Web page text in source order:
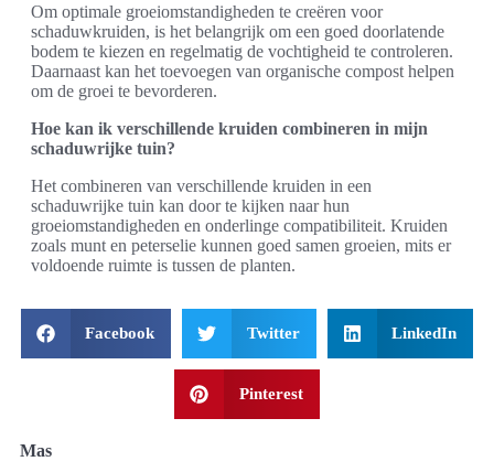
Om optimale groeiomstandigheden te creëren voor
schaduwkruiden, is het belangrijk om een goed doorlatende
bodem te kiezen en regelmatig de vochtigheid te controleren.
Daarnaast kan het toevoegen van organische compost helpen
om de groei te bevorderen.
Hoe kan ik verschillende kruiden combineren in mijn
schaduwrijke tuin?
Het combineren van verschillende kruiden in een
schaduwrijke tuin kan door te kijken naar hun
groeiomstandigheden en onderlinge compatibiliteit. Kruiden
zoals munt en peterselie kunnen goed samen groeien, mits er
voldoende ruimte is tussen de planten.
Facebook Twitter LinkedIn
Pinterest
Mas